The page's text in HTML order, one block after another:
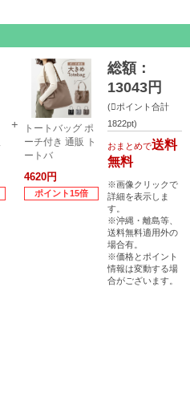
トートバッグ ポ
ーチ付き 通販 ト
ートバ
4620円
ポイント15倍
総額：
13043円
(
ポイント合計
1822pt)
おまとめで送料
無料
※画像クリックで
詳細を表示しま
す。
※沖縄・離島等、
送料無料適用外の
場合有。
※価格とポイント
情報は変動する場
合がございます。